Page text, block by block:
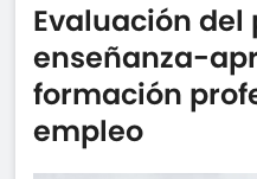
Evaluación del
enseñanza-
formación
empleo